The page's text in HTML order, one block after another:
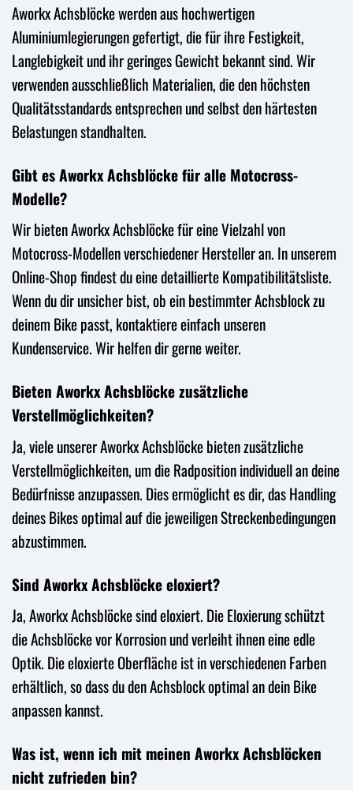
Aworkx Achsblöcke werden aus hochwertigen
Aluminiumlegierungen gefertigt, die für ihre Festigkeit,
Langlebigkeit und ihr geringes Gewicht bekannt sind. Wir
verwenden ausschließlich Materialien, die den höchsten
Qualitätsstandards entsprechen und selbst den härtesten
Belastungen standhalten.
Gibt es Aworkx Achsblöcke für alle Motocross-
Modelle?
Wir bieten Aworkx Achsblöcke für eine Vielzahl von
Motocross-Modellen verschiedener Hersteller an. In unserem
Online-Shop findest du eine detaillierte Kompatibilitätsliste.
Wenn du dir unsicher bist, ob ein bestimmter Achsblock zu
deinem Bike passt, kontaktiere einfach unseren
Kundenservice. Wir helfen dir gerne weiter.
Bieten Aworkx Achsblöcke zusätzliche
Verstellmöglichkeiten?
Ja, viele unserer Aworkx Achsblöcke bieten zusätzliche
Verstellmöglichkeiten, um die Radposition individuell an deine
Bedürfnisse anzupassen. Dies ermöglicht es dir, das Handling
deines Bikes optimal auf die jeweiligen Streckenbedingungen
abzustimmen.
Sind Aworkx Achsblöcke eloxiert?
Ja, Aworkx Achsblöcke sind eloxiert. Die Eloxierung schützt
die Achsblöcke vor Korrosion und verleiht ihnen eine edle
Optik. Die eloxierte Oberfläche ist in verschiedenen Farben
erhältlich, so dass du den Achsblock optimal an dein Bike
anpassen kannst.
Was ist, wenn ich mit meinen Aworkx Achsblöcken
nicht zufrieden bin?